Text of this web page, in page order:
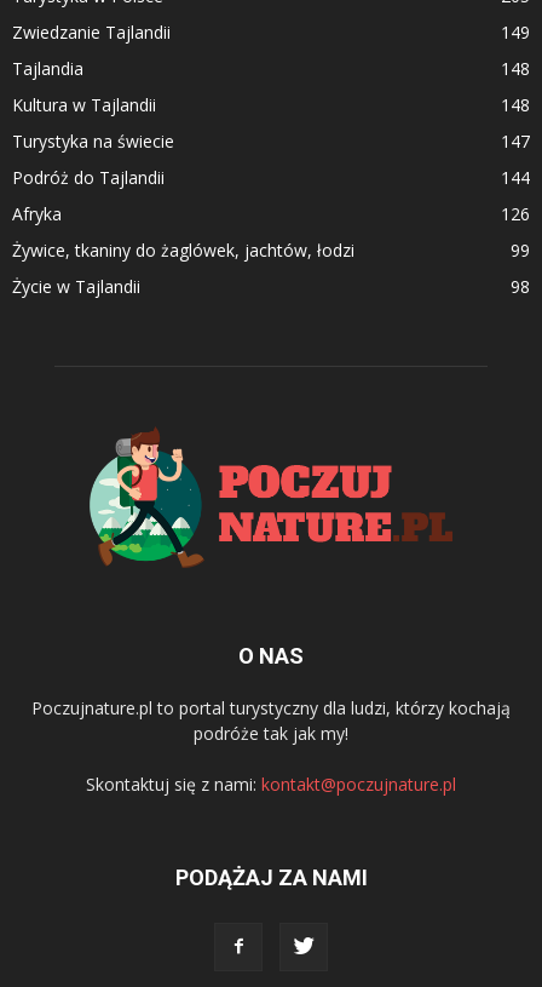
Zwiedzanie Tajlandii
149
Tajlandia
148
Kultura w Tajlandii
148
Turystyka na świecie
147
Podróż do Tajlandii
144
Afryka
126
Żywice, tkaniny do żaglówek, jachtów, łodzi
99
Życie w Tajlandii
98
O NAS
Poczujnature.pl to portal turystyczny dla ludzi, którzy kochają
podróże tak jak my!
Skontaktuj się z nami: kontakt@poczujnature.pl
PODĄŻAJ ZA NAMI